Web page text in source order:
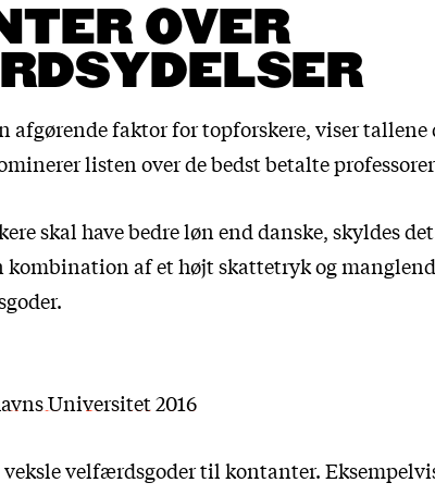
OVER
afgørende faktor for topforskere, viser tallene
listen over de bedst betalte
skal have bedre løn end danske, skyldes
kombination af et højt skattetryk og
Universitet 2016
veksle velfærdsgoder til kontanter.